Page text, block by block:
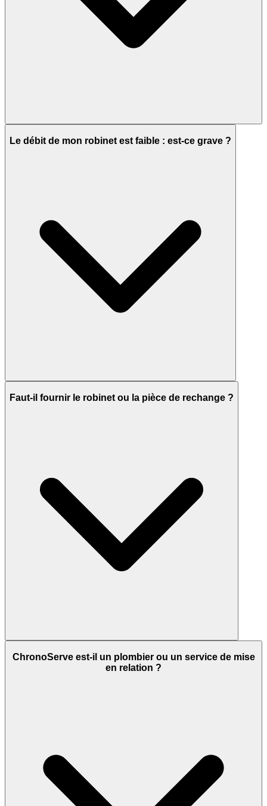
Le débit de mon robinet est faible : est-ce grave ?
Faut-il fournir le robinet ou la pièce de rechange ?
ChronoServe est-il un plombier ou un service de mise
en relation ?